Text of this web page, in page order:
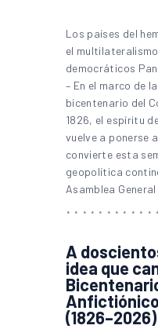
Los países del
el
democráticos
– En el marco de
bicentenario del
1826, el espíritu
vuelve a ponerse
convierte esta
geopolítica
Asamblea
A
idea que
(1826–2026)